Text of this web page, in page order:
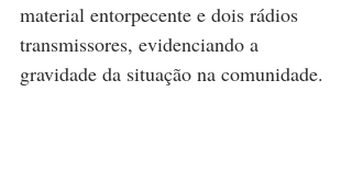
material entorpecente e dois rádios
transmissores, evidenciando a
gravidade da situação na comunidade.